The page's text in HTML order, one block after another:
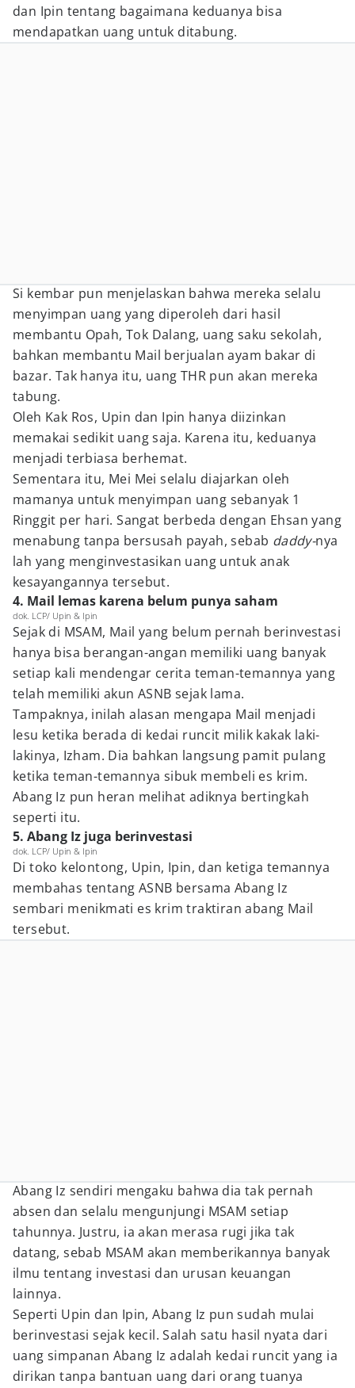
dan Ipin tentang bagaimana keduanya bisa
mendapatkan uang untuk ditabung.
Si kembar pun menjelaskan bahwa mereka selalu
menyimpan uang yang diperoleh dari hasil
membantu Opah, Tok Dalang, uang saku sekolah,
bahkan membantu Mail berjualan ayam bakar di
bazar. Tak hanya itu, uang THR pun akan mereka
tabung.
Oleh Kak Ros, Upin dan Ipin hanya diizinkan
memakai sedikit uang saja. Karena itu, keduanya
menjadi terbiasa berhemat.
Sementara itu, Mei Mei selalu diajarkan oleh
mamanya untuk menyimpan uang sebanyak 1
Ringgit per hari. Sangat berbeda dengan Ehsan yang
menabung tanpa bersusah payah, sebab daddy-nya
lah yang menginvestasikan uang untuk anak
kesayangannya tersebut.
4. Mail lemas karena belum punya saham
dok. LCP/ Upin & Ipin
Sejak di MSAM, Mail yang belum pernah berinvestasi
hanya bisa berangan-angan memiliki uang banyak
setiap kali mendengar cerita teman-temannya yang
telah memiliki akun ASNB sejak lama.
Tampaknya, inilah alasan mengapa Mail menjadi
lesu ketika berada di kedai runcit milik kakak laki-
lakinya, Izham. Dia bahkan langsung pamit pulang
ketika teman-temannya sibuk membeli es krim.
Abang Iz pun heran melihat adiknya bertingkah
seperti itu.
5. Abang Iz juga berinvestasi
dok. LCP/ Upin & Ipin
Di toko kelontong, Upin, Ipin, dan ketiga temannya
membahas tentang ASNB bersama Abang Iz
sembari menikmati es krim traktiran abang Mail
tersebut.
Abang Iz sendiri mengaku bahwa dia tak pernah
absen dan selalu mengunjungi MSAM setiap
tahunnya. Justru, ia akan merasa rugi jika tak
datang, sebab MSAM akan memberikannya banyak
ilmu tentang investasi dan urusan keuangan
lainnya.
Seperti Upin dan Ipin, Abang Iz pun sudah mulai
berinvestasi sejak kecil. Salah satu hasil nyata dari
uang simpanan Abang Iz adalah kedai runcit yang ia
dirikan tanpa bantuan uang dari orang tuanya